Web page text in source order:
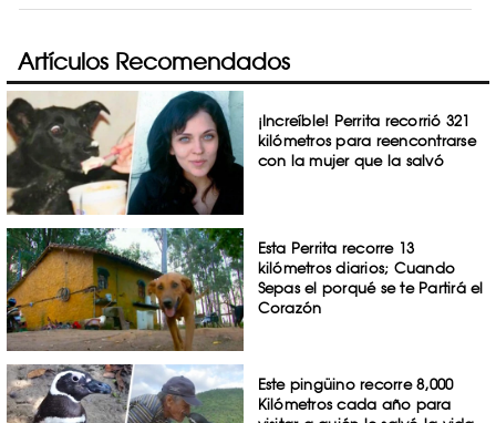
Artículos Recomendados
¡Increíble! Perrita recorrió 321
kilómetros para reencontrarse
con la mujer que la salvó
Esta Perrita recorre 13
kilómetros diarios; Cuando
Sepas el porqué se te Partirá el
Corazón
Este pingüino recorre 8,000
Kilómetros cada año para